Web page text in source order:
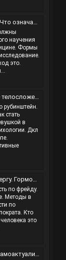
горькая конфета.
научения
Формы
это.
Правила дома для детей.
рубинштейн.
стать
в
Дкл
Ребефинг это в психологии.
по фрейду.
Методы в
по
Кто
это
тип акцентуации.